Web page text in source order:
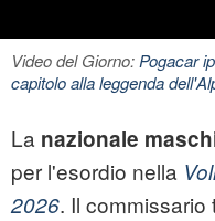
Video del Giorno:Pogacar
capitolo alla leggenda
La nazionale
per l'esordio nella
2026. Il commissario